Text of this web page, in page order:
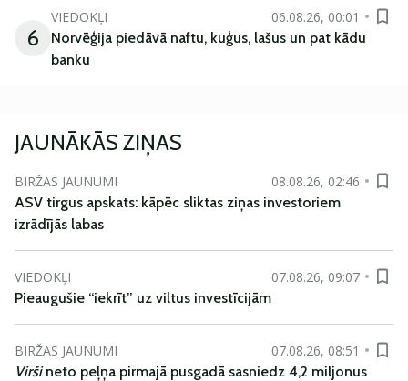
6
VIEDOKĻI
06.08.26, 00:01
Norvēģija piedāvā naftu, kuģus, lašus un pat kādu
banku
JAUNĀKĀS ZIŅAS
BIRŽAS JAUNUMI
08.08.26, 02:46
ASV tirgus apskats: kāpēc sliktas ziņas investoriem
izrādījās labas
VIEDOKĻI
07.08.26, 09:07
Pieaugušie “iekrīt” uz viltus investīcijām
BIRŽAS JAUNUMI
07.08.26, 08:51
Viršineto peļņa pirmajā pusgadā sasniedz 4,2 miljonus